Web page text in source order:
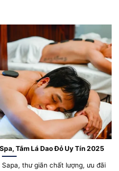
Tắm Lá Dao Đỏ Uy Tín 2025
thư giãn chất lượng, ưu đãi